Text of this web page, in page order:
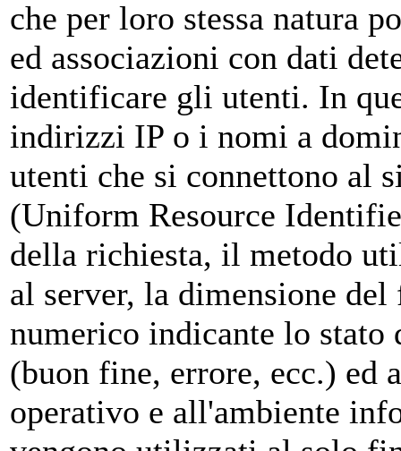
che per loro stessa natura
ed associazioni con dati
identificare gli utenti. In
indirizzi IP o i nomi a
utenti che si connettono al
(Uniform Resource
della richiesta, il metodo
al server, la dimensione
numerico indicante lo stato
(buon fine, errore, ecc.) ed
operativo e all'ambiente